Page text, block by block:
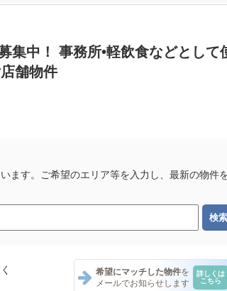
集中！ 事務所•軽飲食などとして
舗物件
ます。ご希望のエリア等を入力し、最新の物件
希望にマッチした物件を
メールでお知らせします
詳しくは
こちら